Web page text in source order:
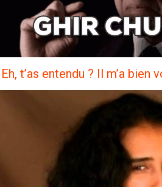
Eh, t’as entendu ? Il m’a bien